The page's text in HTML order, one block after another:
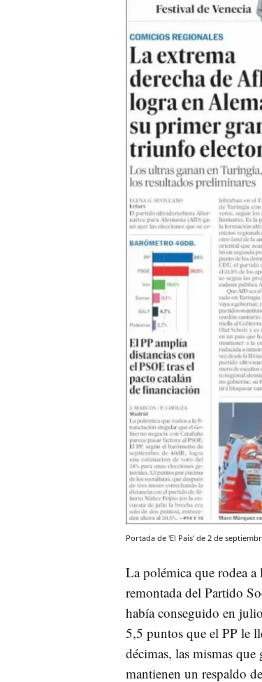
Portada de 'El País' de 2 de
La polémica que rodea a
remontada del Partido
había conseguido en
5,5 puntos que el PP le
décimas, las mismas
mantienen un respaldo